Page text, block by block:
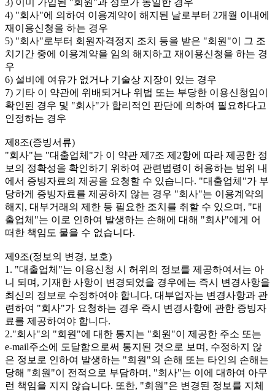
3) 이미 가입된 "회원"과 정보가 동일한 경우
4) "회사"에 의하여 이용계약이 해지된 날로부터 2개월 이내에
재이용신청을 하는 경우
5) "회사"로부터 회원자격정지 조치 등을 받은 "회원"이 그 조
치기간 중에 이용계약을 임의 해지하고 재이용신청을 하는 경
우
6) 설비에 여유가 없거나 기술상 지장이 있는 경우
7) 기타 이 약관에 위배되거나 위법 또는 부당한 이용신청임이
확인된 경우 및 "회사"가 합리적인 판단에 의하여 필요하다고
인정하는 경우
제8조(증빙서류)
"회사"는 "대출업체"가 이 약관 제7조 제2항에 따라 제공한 정
보의 정확성을 확인하기 위하여 관련법령이 허용하는 범위 내
에서 증빙자료의 제공을 요청할 수 있습니다. "대출업체"가 부
당하게 증빙자료를 제공하지 않는 경우 "회사"는 이용계약의
해지, 대부거래의 제한 등 필요한 조치를 취할 수 있으며, "대
출업체"는 이로 인하여 발생하는 손해에 대해 "회사"에게 어
떠한 책임도 물을 수 없습니다.
제9조(정보의 변경, 보호)
1. "대출업체"는 이용신청 시 허위의 정보를 제공하여서는 아
니 되며, 기재한 사항이 변경되었을 경우에는 즉시 변경사항을
최신의 정보로 수정하여야 합니다. 대부업자는 변경사항과 관
련하여 "회사"가 요청하는 경우 즉시 변경사항에 관한 증빙자
료를 제공하여야 합니다.
2."회사"의 "회원"에 대한 통지는 "회원"이 제공한 주소 또는
e-mail주소에 도달함으로써 통지된 것으로 보며, 수정하지 않
은 정보로 인하여 발생하는 "회원"의 손해 또는 타인의 손해는
당해 "회원"이 전적으로 부담하며, "회사"는 이에 대하여 아무
런 책임을 지지 않습니다. 또한, "회원"은 변경된 정보를 지체